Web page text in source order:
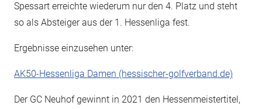
Spessart erreichte wiederum nur den 4. Platz und steht
so als Absteiger aus der 1. Hessenliga fest.
Ergebnisse einzusehen unter:
AK50-Hessenliga Damen (hessischer-golfverband.de)
Der GC Neuhof gewinnt in 2021 den Hessenmeistertitel,